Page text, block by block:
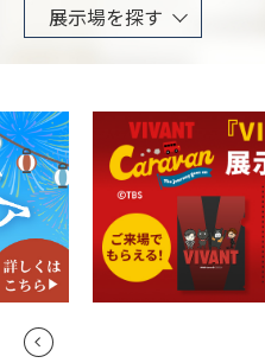
展示場を探す